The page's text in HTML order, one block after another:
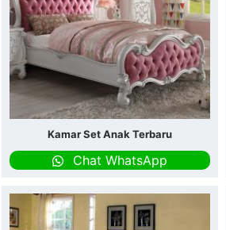
Kamar Set Anak Terbaru
Chat WhatsApp